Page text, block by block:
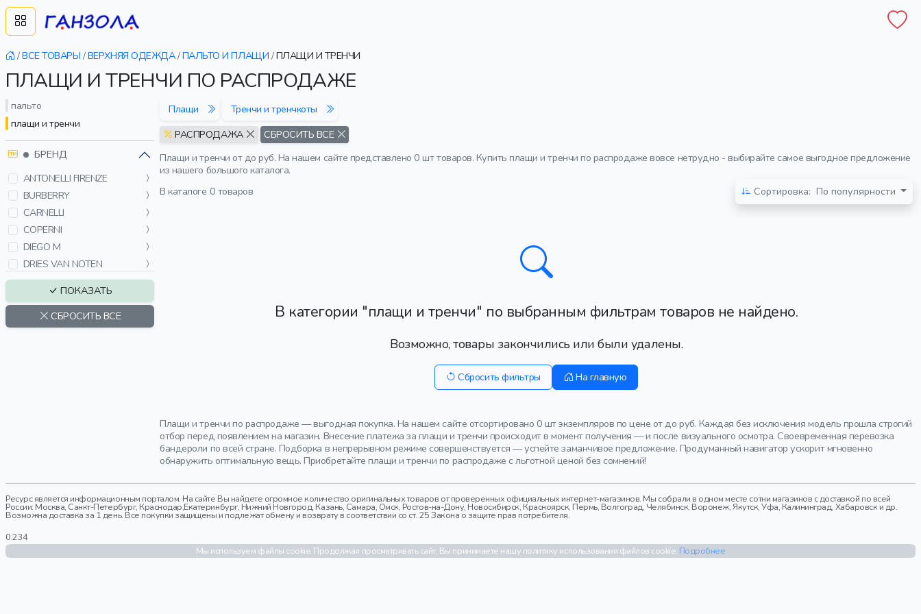
/ВСЕ ТОВАРЫ /ВЕРХНЯЯ ОДЕЖДА/ПАЛЬТО И ПЛАЩИ /ПЛАЩИ И ТРЕНЧИ
ПЛАЩИ И ТРЕНЧИ ПО РАСПРОДАЖЕ
пальто
плащи и тренчи
БРЕНД
ANTONELLI FIRENZE
BURBERRY
CARNELLI
COPERNI
DIEGO M
DRIES VAN NOTEN
ENFANTS RICHES
DÉPRIMÉS
FABIANA FILIPPI
FEAR OF GOD
MO5CH1NO JEANS
MONCLER
PATRIZIA PEPE
PENNYBLACK
ПОКАЗАТЬ
СБРОСИТЬ ВСЕ
Плащи
Тренчи и тренчкоты
РАСПРОДАЖА
СБРОСИТЬ ВСЕ
Плащи и тренчи от до руб. На нашем сайте представлено 0 шт товаров. Купить плащи и тренчи по распродаже вовсе нетрудно - выбирайте самое выгодное предложение
из нашего большого каталога.
В каталоге 0 товаров Сортировка: По популярности
В категории "плащи и тренчи" по выбранным фильтрам товаров не найдено.
Возможно, товары закончились или были удалены.
Сбросить фильтры На главную
Плащи и тренчи по распродаже — выгодная покупка. На нашем сайте отсортировано 0 шт экземпляров по цене от до руб. Каждая без исключения модель прошла строгий
отбор перед появлением на магазин. Внесение платежа за плащи и тренчи происходит в момент получения — и после визуального осмотра. Своевременная перевозка
бандероли по всей стране. Подборка в непрерывном режиме совершенствуется — успейте заманчивое предложение. Продуманный навигатор ускорит мгновенно
обнаружить оптимальную вещь. Приобретайте плащи и тренчи по распродаже с льготной ценой без сомнений!
Ресурс является информационным порталом. На сайте Вы найдете огромное количество оригинальных товаров от проверенных официальных интернет-магазинов. Мы собрали в одном месте сотни магазинов с доставкой по всей
России: Москва, Санкт-Петербург, Краснодар,Екатеринбург, Нижний Новгород, Казань, Самара, Омск, Ростов-на-Дону, Новосибирск, Красноярск, Пермь, Волгоград, Челябинск, Воронеж, Якутск, Уфа, Калининград, Хабаровск и др.
Возможна доставка за 1 день. Все покупки защищены и подлежат обмену и возврату в соответствии со ст. 25 Закона о защите прав потребителя.
0.234
Мы используем файлы cookie. Продолжая просматривать сайт, Вы принимаете нашу политику использования файлов cookie. Подробнее